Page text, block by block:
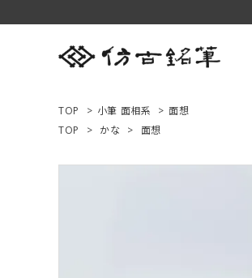
TOP > 小筆 面相系 > 面想
TOP
> かな > 面想